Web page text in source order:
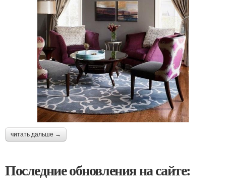
читать дальше →
Последние обновления на сайте: